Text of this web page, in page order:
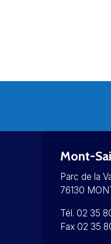
Mont-
Parc de la
76130
Tél. 02 35
Fax 02 35